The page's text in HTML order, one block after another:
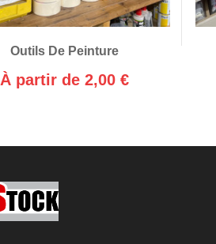
Outils De Peinture
À partir de 2,00 €